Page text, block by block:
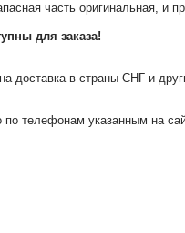
часть оригинальная, и
для заказа!
доставка в страны СНГ и
телефонам указанным на